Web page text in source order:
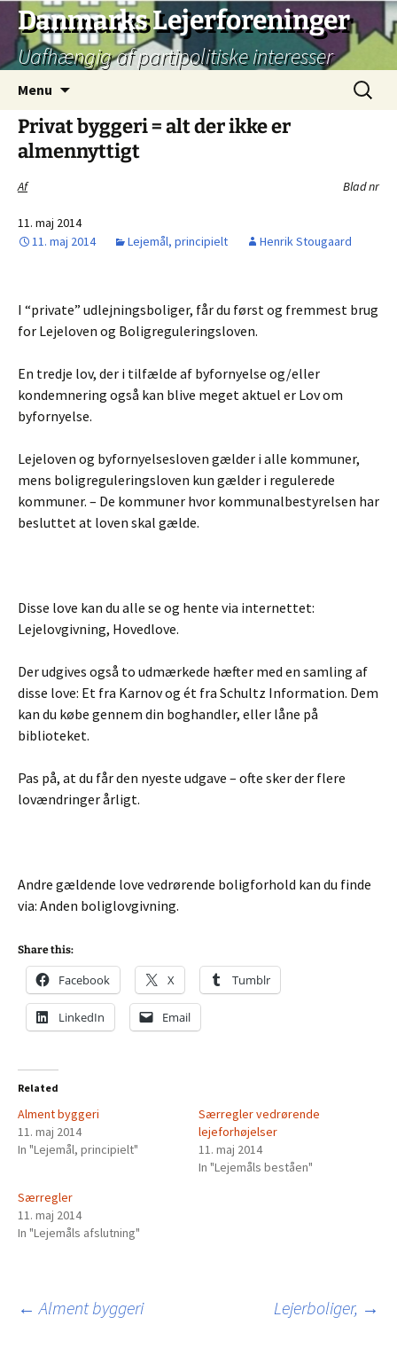
Hop
indhold
Danmarks Lejerforeninger
Uafhængig af partipolitiske interesser
Menu
Søg
efter:
Privat byggeri = alt der ikke er
almennyttigt
Af Blad nr
11. maj 2014
11. maj 2014
Lejemål, principielt Henrik Stougaard
I “private” udlejningsboliger, får du først og fremmest brug
for Lejeloven og Boligreguleringsloven.
En tredje lov, der i tilfælde af byfornyelse og/eller
kondemnering også kan blive meget aktuel er Lov om
byfornyelse.
Lejeloven og byfornyelsesloven gælder i alle kommuner,
mens boligreguleringsloven kun gælder i regulerede
kommuner. – De kommuner hvor kommunalbestyrelsen har
besluttet at loven skal gælde.
Disse love kan du alle se og hente via internettet:
Lejelovgivning, Hovedlove.
Der udgives også to udmærkede hæfter med en samling af
disse love: Et fra Karnov og ét fra Schultz Information. Dem
kan du købe gennem din boghandler, eller låne på
biblioteket.
Pas på, at du får den nyeste udgave – ofte sker der flere
lovændringer årligt.
Andre gældende love vedrørende boligforhold kan du finde
via: Anden boliglovgivning.
Share this:
Facebook X Tumblr
LinkedIn Email
Related
Alment byggeri
11. maj 2014
In "Lejemål, principielt"
Særregler vedrørende
lejeforhøjelser
11. maj 2014
In "Lejemåls beståen"
Særregler
11. maj 2014
In "Lejemåls afslutning"
Indlægsnavigation
← Alment byggeri Lejerboliger, →